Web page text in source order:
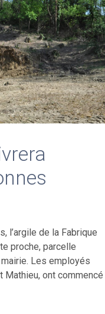
l’argile de la Fabrique
proche, parcelle
Les employés
Mathieu, ont commencé